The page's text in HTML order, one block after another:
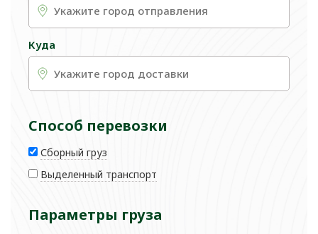
Куда
Способ перевозки
Сборный груз
Выделенный транспорт
Параметры груза